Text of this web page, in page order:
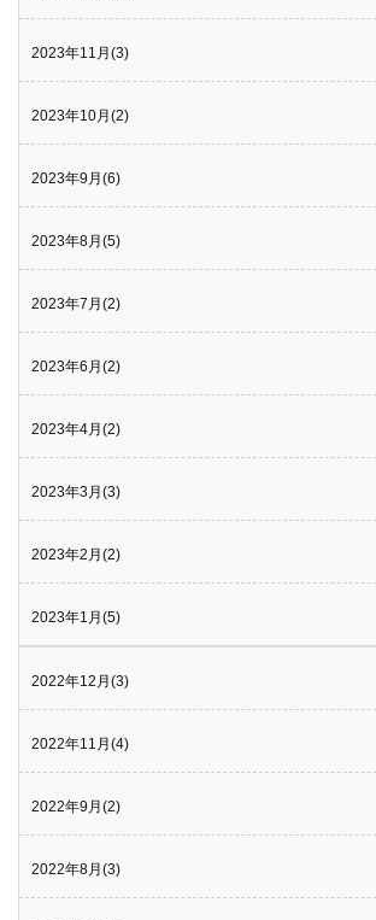
2023年11月(3)
2023年10月(2)
2023年9月(6)
2023年8月(5)
2023年7月(2)
2023年6月(2)
2023年4月(2)
2023年3月(3)
2023年2月(2)
2023年1月(5)
2022年12月(3)
2022年11月(4)
2022年9月(2)
2022年8月(3)